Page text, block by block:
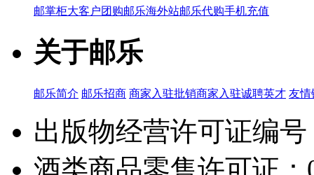
邮掌柜大客户团购邮乐海外站邮乐代购手机充值
关于邮乐
邮乐简介 邮乐招商 商家入驻批销商家入驻诚聘英才 友情
出版物经营许可证编
酒类商品零售许可证：